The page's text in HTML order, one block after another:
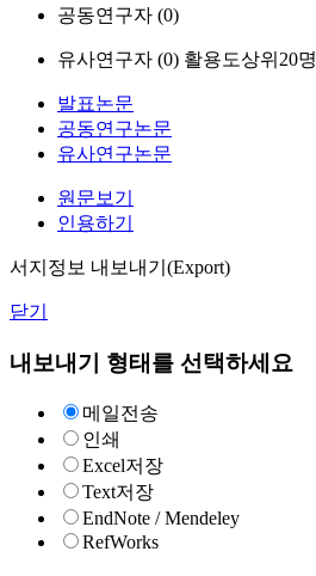
공동연구자 (0)
유사연구자 (0) 활용도상위20명
발표논문
공동연구논문
유사연구논문
원문보기
인용하기
서지정보 내보내기(Export)
닫기
내보내기 형태를 선택하세요
메일전송
인쇄
Excel저장
Text저장
EndNote / Mendeley
RefWorks